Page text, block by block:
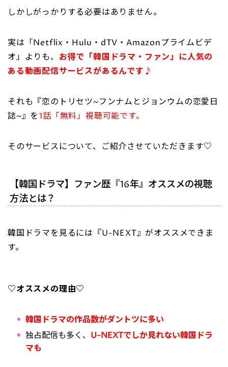
しかしがっかりする必要はありません。
実は「Netflix・Hulu・dTV・Amazonプライムビデ
オ」よりも、 お得で「韓国ドラマ・ファン」に人気の
ある動画配信サービスがあるんです♪
それも『恋のトリセツ~フンナムとジョンウムの恋愛日
誌~』を1話「無料」視聴可能です。
そのサービスについて、ご紹介させていただきます♡
【韓国ドラマ】ファン歴『16年』オススメの視聴
方法とは？
韓国ドラマを見るには『U-NEXT』がオススメできま
す。
♡オススメの理由♡
韓国ドラマの作品数がダントツに多い
独占配信も多く、 U-NEXTでしか見れない韓国ドラ
マも